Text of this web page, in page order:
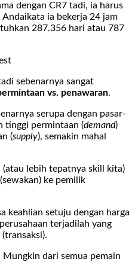
dengan CR7 tadi, ia harus
ia bekerja 24 jam
287.356 hari atau 787
sebenarnya sangat
vs. penawaran.
serupa dengan pasar-
tinggi permintaan (demand)
(supply), semakin mahal
(atau lebih tepatnya skill kita)
ke pemilik
keahlian setuju dengan harga
terjadilah yang
(transaksi).
dari semua pemain